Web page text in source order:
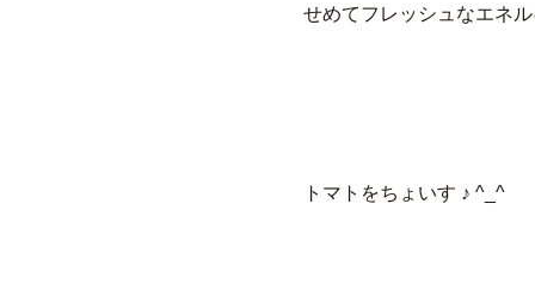
せめてフレッシュなエネ
トマトをちょいす ♪ ^_^